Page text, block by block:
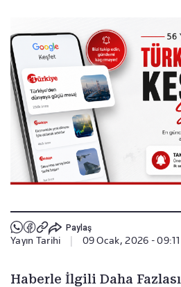
Paylaş
Yayın Tarihi 09 Ocak, 2026 - 09:11
Haberle İlgili Daha Fazlası